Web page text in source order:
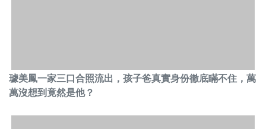
璩美鳳一家三口合照流出，孩子爸真實身份徹底瞞不住，萬
萬沒想到竟然是他？